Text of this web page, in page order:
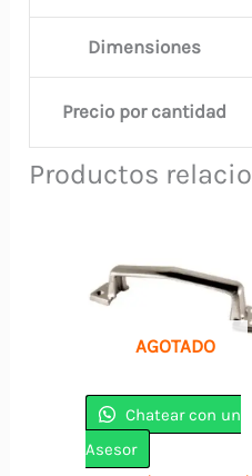
Dimensiones
Precio por cantidad
Productos
AGOTADO
Chatear con un
Asesor